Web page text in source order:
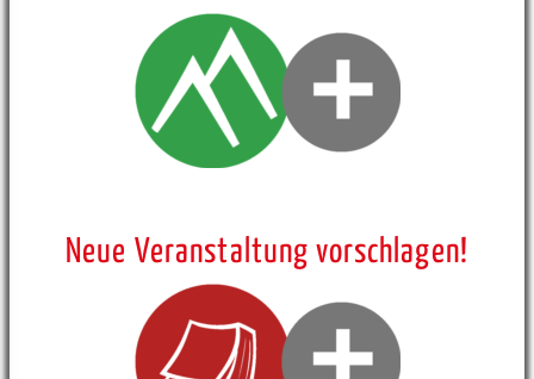
Neue Veranstaltung vorschlagen!